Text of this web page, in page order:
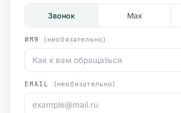
Звонок Max
ИМЯ (необязательно)
EMAIL (необязательно)